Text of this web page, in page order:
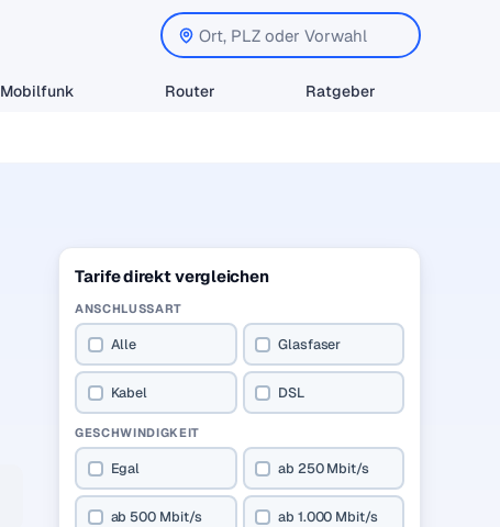
Mobilfunk Router Ratgeber
Tarife direkt vergleichen
ANSCHLUSSART
Alle Glasfaser
Kabel DSL
GESCHWINDIGKEIT
Egal ab 250 Mbit/s
ab 500 Mbit/s ab 1.000 Mbit/s